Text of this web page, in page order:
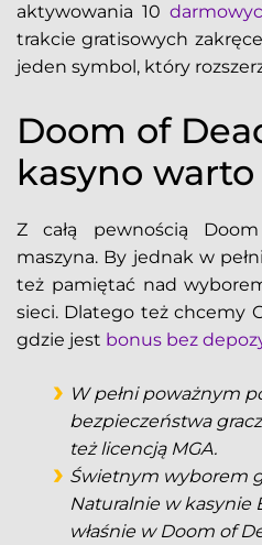
aktywowania 10
trakcie gratisowych
jeden symbol, który
Doom of
kasyno
Z całą pewnością
maszyna. By jednak w
też pamiętać nad
sieci. Dlatego też chcemy
gdzie jest bonus bez
W pełni poważnym
bezpieczeństwa
też licencją MGA.
Świetnym wyborem
Naturalnie w kasynie
właśnie w Doom of